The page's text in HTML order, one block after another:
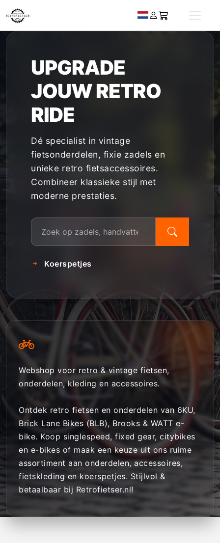
UPGRADE
JOUWRETRO
RIDE
Dé specialist in vintage
fietsonderdelen, fixie zadels en
unieke retro fietsaccessoires.
Combineer klassieke stijl met
moderne prestaties.
Koerspetjes
Webshop voor retro & vintage fietsen,
onderdelen, kleding en accessoires.
Ontdek retro fietsen en onderdelen van 6KU,
Brick Lane Bikes (BLB), Brooks & WATT e-
bike. Koop singlespeed, fixed gear, citybikes
en e-bikes of maak een keuze uit ons ruime
assortiment aan onderdelen, accessoires,
fietskleding en koerspetjes. Stijlvol &
betaalbaar bij Retrofietser.nl!